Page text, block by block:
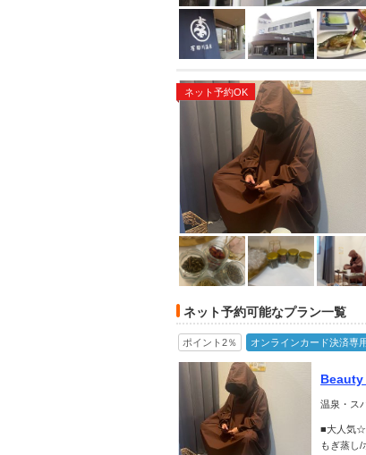
ネット予約OK
ネット予約可能なプラン一覧
ポイント2％ オンラインカード決済専
Beauty
温泉・ス
■大人気☆
もぎ蒸し